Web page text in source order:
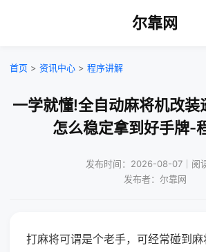
尔靠网
首页 > 资讯中心 > 程序讲解
一学就懂!全自动麻将机改装
怎么稳定拿到好手牌-
发布时间：2026-08-07｜阅
发布者：尔靠网
打麻将可谓是个老手，可经常碰到